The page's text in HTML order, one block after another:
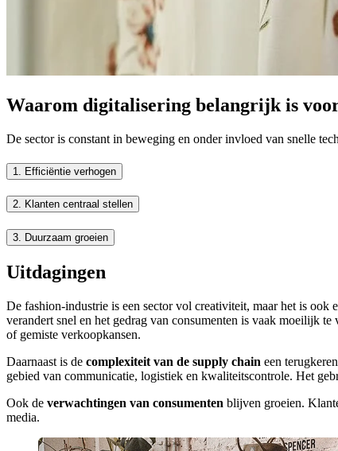
Waarom digitalisering belangrijk is
De sector is constant in beweging en onder invloed van snelle
1. Efficiëntie verhogen
2. Klanten centraal stellen
3. Duurzaam groeien
Uitdagingen
De fashion-industrie is een sector vol creativiteit, maar het is ook
verandert snel en het gedrag van consumenten is vaak moeilijk
of gemiste verkoopkansen.
Daarnaast is de complexiteit van de supply chain een
gebied van communicatie, logistiek en kwaliteitscontrole. Het
Ook de verwachtingen van consumenten blijven groeien.
media.